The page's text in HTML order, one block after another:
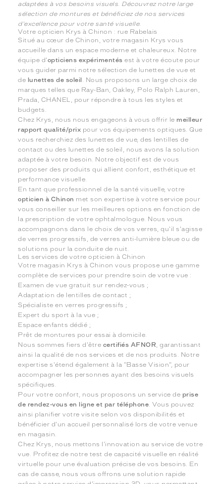
adaptées à vos besoins visuels. Découvrez notre large
sélection de montures et bénéficiez de nos services
d'excellence pour votre santé visuelle.
Votre opticien Krys à Chinon : rue Rabelais
Situé au cœur de Chinon, votre magasin Krys vous
accueille dans un espace moderne et chaleureux. Notre
équipe d'opticiens expérimentés est à votre écoute pour
vous guider parmi notre sélection de lunettes de vue et
de lunettes de soleil . Nous proposons un large choix de
marques telles que Ray-Ban, Oakley, Polo Ralph Lauren,
Prada, CHANEL, pour répondre à tous les styles et
budgets.
Chez Krys, nous nous engageons à vous offrir le meilleur
rapport qualité/prix pour vos équipements optiques. Que
vous recherchiez des lunettes de vue, des lentilles de
contact ou des lunettes de soleil, nous avons la solution
adaptée à votre besoin. Notre objectif est de vous
proposer des produits qui allient confort, esthétique et
performance visuelle.
En tant que professionnel de la santé visuelle, votre
opticien à Chinon met son expertise à votre service pour
vous conseiller sur les meilleures options en fonction de
la prescription de votre ophtalmologue. Nous vous
accompagnons dans le choix de vos verres, qu'il s'agisse
de verres progressifs, de verres anti-lumière bleue ou de
solutions pour la conduite de nuit.
Les services de votre opticien à Chinon
Votre magasin Krys à Chinon vous propose une gamme
complète de services pour prendre soin de votre vue :
Examen de vue gratuit sur rendez-vous ;
Adaptation de lentilles de contact ;
Spécialiste en verres progressifs ;
Expert du sport à la vue ;
Espace enfants dédié ;
Prêt de montures pour essai à domicile.
Nous sommes fiers d'être certifiés AFNOR, garantissant
ainsi la qualité de nos services et de nos produits. Notre
expertise s'étend également à la "Basse Vision", pour
accompagner les personnes ayant des besoins visuels
spécifiques.
Pour votre confort, nous proposons un service de prise
de rendez-vous en ligne et par téléphone. Vous pouvez
ainsi planifier votre visite selon vos disponibilités et
bénéficier d'un accueil personnalisé lors de votre venue
en magasin.
Chez Krys, nous mettons l'innovation au service de votre
vue. Profitez de notre test de capacité visuelle en réalité
virtuelle pour une évaluation précise de vos besoins. En
cas de casse, nous vous offrons une solution rapide